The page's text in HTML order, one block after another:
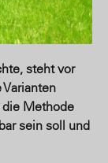
steht vor
Methode
sein soll und